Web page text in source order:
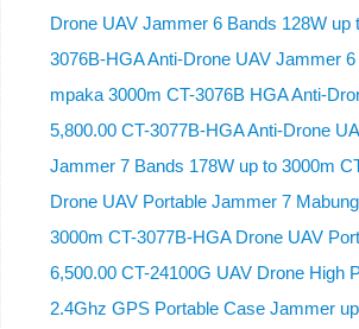
Drone UAV Jammer 6 Bands 128W up
3076B-HGA Anti-Drone UAV Jammer
mpaka 3000m CT-3076B HGA Anti-
5,800.00 CT-3077B-HGA Anti-Drone
Jammer 7 Bands 178W up to 3000m
Drone UAV Portable Jammer 7
3000m CT-3077B-HGA Drone UAV
6,500.00 CT-24100G UAV Drone High
2.4Ghz GPS Portable Case Jammer